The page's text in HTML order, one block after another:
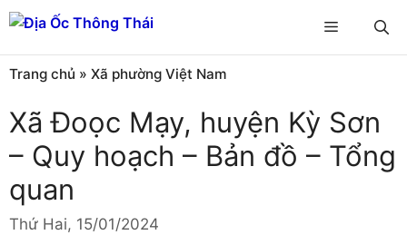
Chuyển
đến
nội
dung
Menu
Trang chủ » Xã phường Việt Nam
Xã Đoọc Mạy, huyện Kỳ Sơn
– Quy hoạch – Bản đồ – Tổng
quan
Thứ Hai, 15/01/2024